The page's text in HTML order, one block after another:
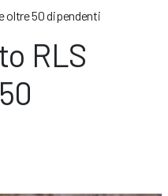
oltre 50 dipendenti
RLS